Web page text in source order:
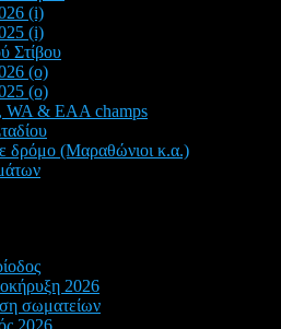
(i)
(i)
Στίβου
(o)
(o)
WA & EAA champs
δρόμο (Μαραθώνιοι κ.α.)
2026
σωματείων
2026